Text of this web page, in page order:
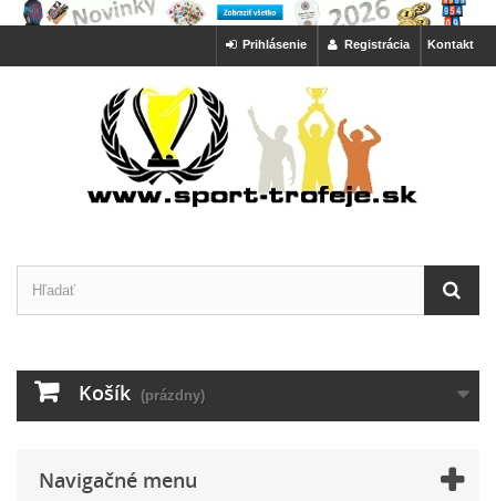
Kontakt
Registrácia
Prihlásenie
Košík (prázdny)
Navigačné menu